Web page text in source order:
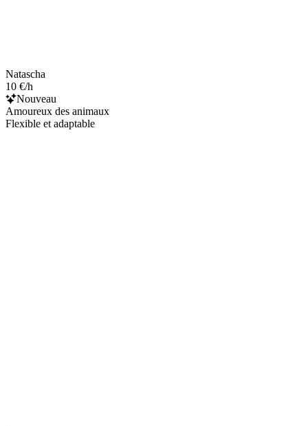
Natascha
10 €/h
Nouveau
Amoureux des animaux
Flexible et adaptable